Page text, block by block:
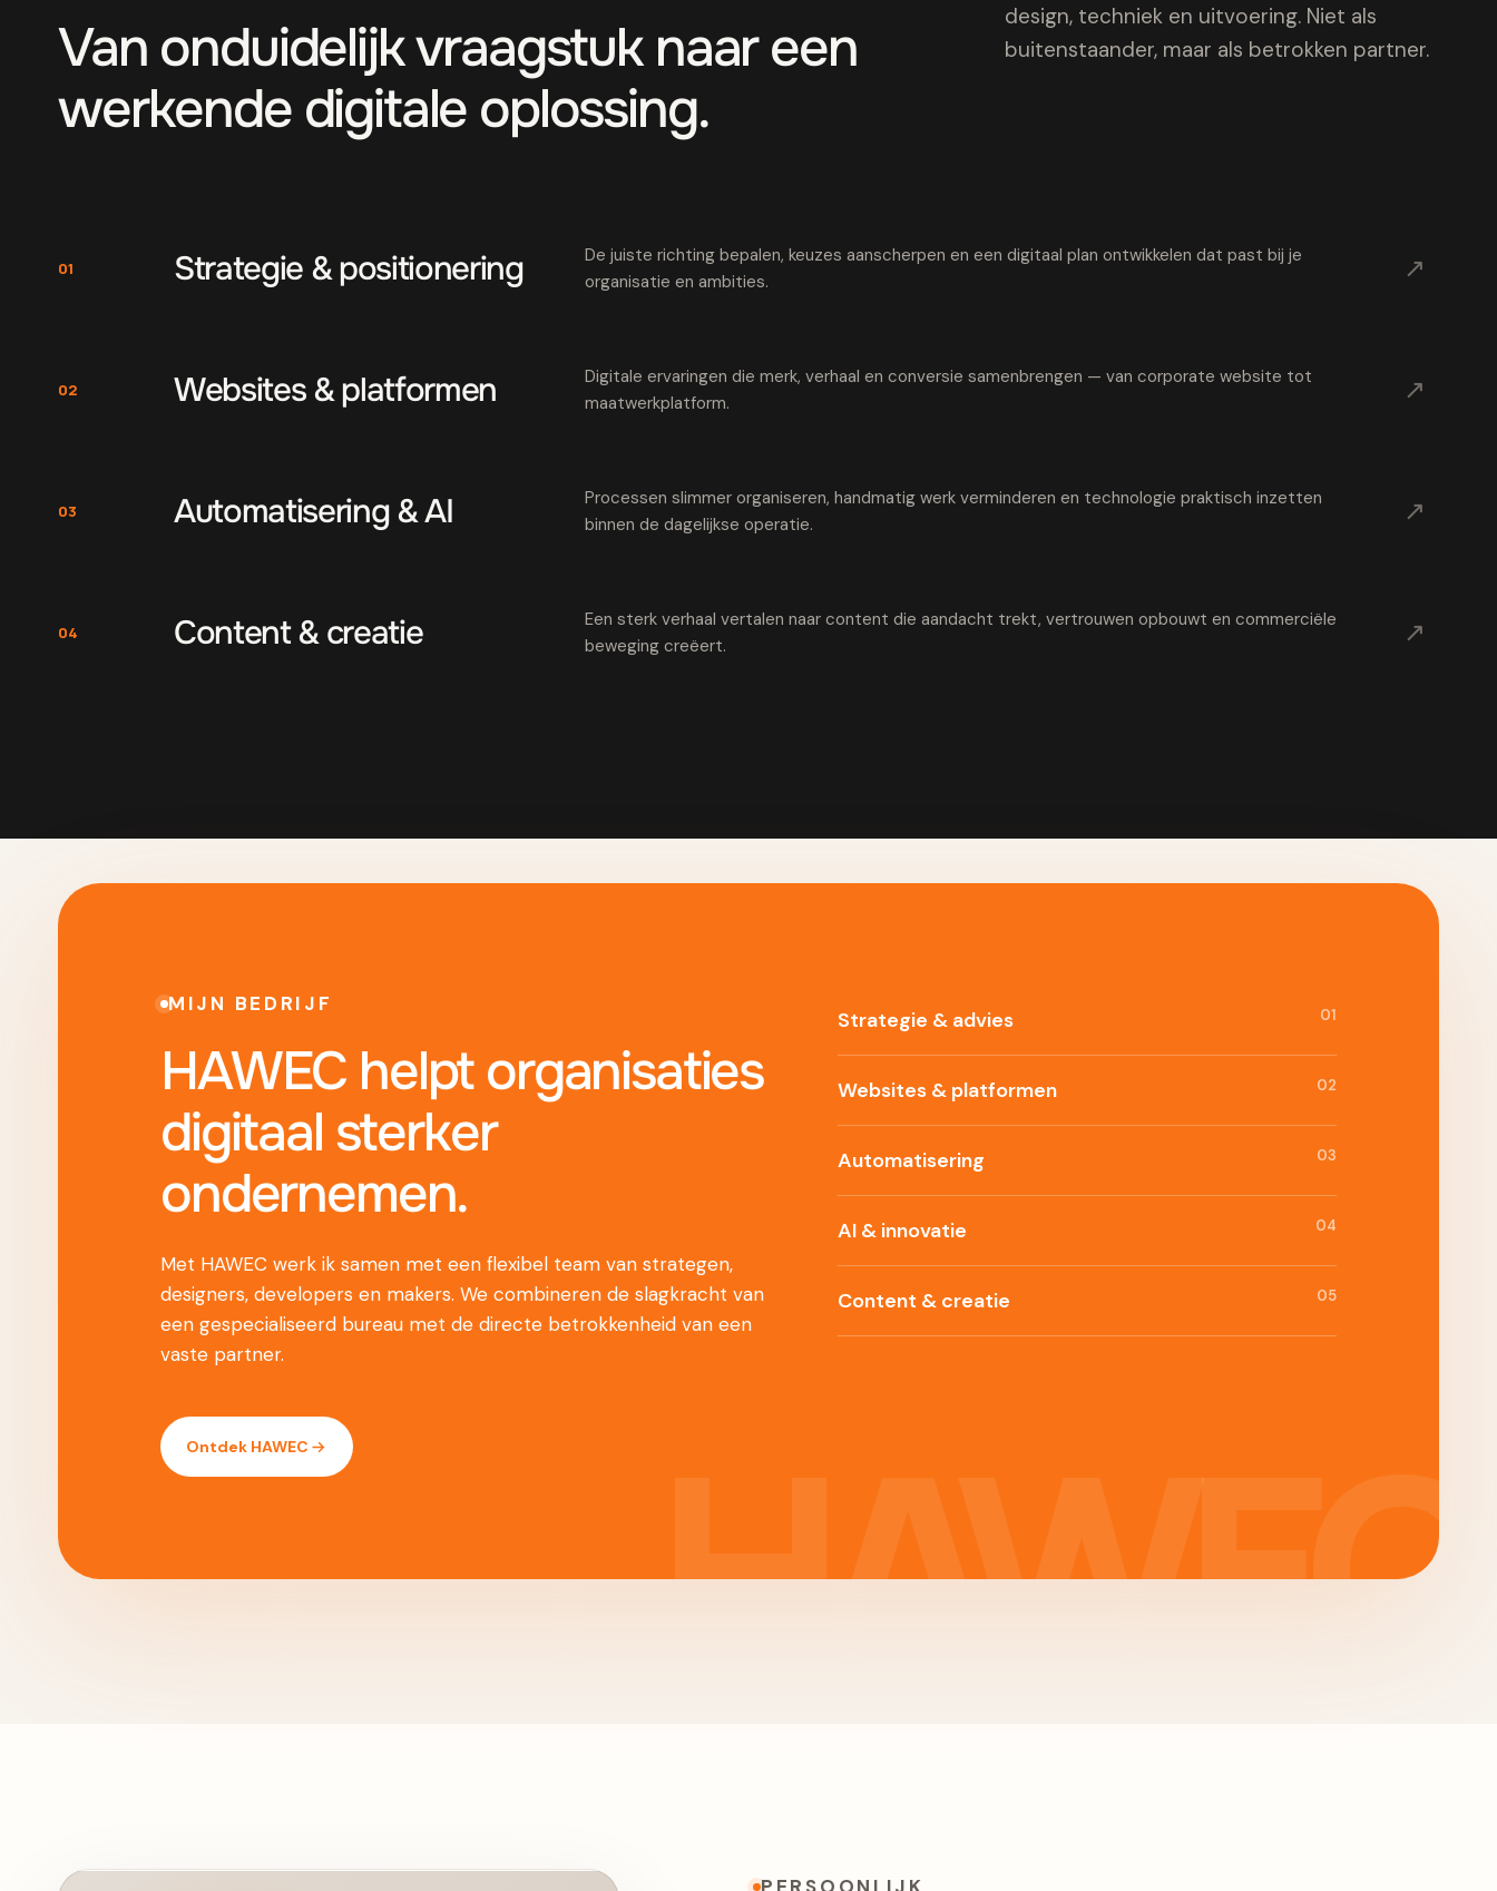
Van onduidelijk vraagstuk naar een
werkende digitale oplossing.
design, techniek en uitvoering. Niet als
buitenstaander, maar als betrokken partner.
01 Strategie & positionering
De juiste richting bepalen, keuzes aanscherpen en een digitaal plan ontwikkelen dat past bij je
organisatie en ambities.
↗
02 Websites & platformen
Digitale ervaringen die merk, verhaal en conversie samenbrengen — van corporate website tot
maatwerkplatform.
↗
03 Automatisering & AI
Processen slimmer organiseren, handmatig werk verminderen en technologie praktisch inzetten
binnen de dagelijkse operatie.
↗
04 Content & creatie
Een sterk verhaal vertalen naar content die aandacht trekt, vertrouwen opbouwt en commerciële
beweging creëert.
↗
MIJN BEDRIJF
HAWEC helpt organisaties
digitaal sterker
ondernemen.
Met HAWEC werk ik samen met een flexibel team van strategen,
designers, developers en makers. We combineren de slagkracht van
een gespecialiseerd bureau met de directe betrokkenheid van een
vaste partner.
Ontdek HAWEC
Strategie & advies 01
Websites & platformen 02
Automatisering 03
AI & innovatie 04
Content & creatie 05